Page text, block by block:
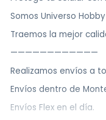
Somos Universo
Traemos la mejor
————————————
Realizamos envíos a
Envíos dentro de
Envíos Flex en el día.